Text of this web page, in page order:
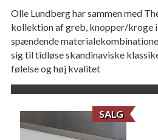
Olle Lundberg har sammen med
kollektion af greb, knopper/kroge
spændende
sig til tidløse skandinaviske
følelse og høj kvalitet
SALG